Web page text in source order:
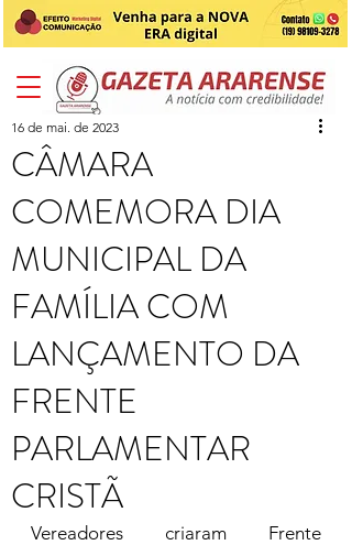
CÂMARA
COMEMORA DIA
MUNICIPAL DA
FAMÍLIA COM
LANÇAMENTO DA
FRENTE
PARLAMENTAR
CRISTÃ
16 de mai. de 2023
Vereadores criaram Frente